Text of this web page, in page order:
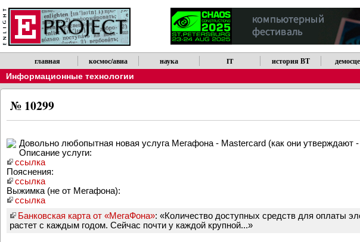
главная космос/авиа наука IT история ВТ
Информационные технологии
№ 10299
Довольно любопытная новая услуга Мегафона - Mastercard (как они утверждают
Описание услуги:
ссылка
Пояснения:
ссылка
Выжимка (не от Мегафона):
ссылка
Банковская карта от «МегаФона»: «Количество доступных средств для оплаты
растет с каждым годом. Сейчас почти у каждой крупной...»